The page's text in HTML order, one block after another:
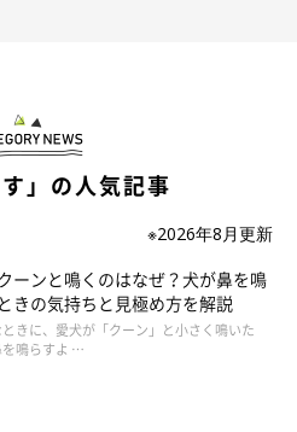
犬同伴では中に入ることができ
かってもらうことになりました。
ん使いのクレートを持ちこませて
す」の人気記事
※2026年8月更新
ーンと鳴くのはなぜ？犬が鼻を鳴
きの気持ちと見極め方を解説
きに、愛犬が「クーン」と小さく鳴いた
を鳴らすよ …